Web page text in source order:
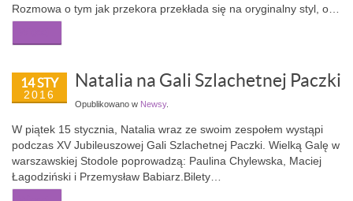
Rozmowa o tym jak przekora przekłada się na oryginalny styl, o…
14 STY
2016
Natalia na Gali Szlachetnej Paczki
Opublikowano w Newsy.
W piątek 15 stycznia, Natalia wraz ze swoim zespołem wystąpi
podczas XV Jubileuszowej Gali Szlachetnej Paczki. Wielką Galę w
warszawskiej Stodole poprowadzą: Paulina Chylewska, Maciej
Łagodziński i Przemysław Babiarz.Bilety…